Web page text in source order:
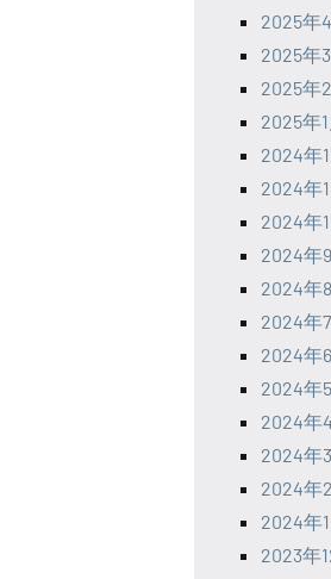
2025年
2025年
2025年
2025年1
2024年
2024年
2024年
2024年
2024年
2024年
2024年
2024年
2024年
2024年
2024年
2024年
2023年